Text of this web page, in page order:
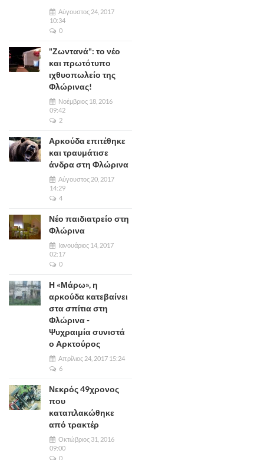
Αύγουστος 24, 2017
10:34
0
"Ζωντανά": το νέο
και πρωτότυπο
ιχθυοπωλείο της
Φλώρινας!
Νοέμβριος 18, 2016
09:42
2
Αρκούδα επιτέθηκε
και τραυμάτισε
άνδρα στη Φλώρινα
Αύγουστος 20, 2017
14:29
4
Νέο παιδιατρείο στη
Φλώρινα
Ιανουάριος 14, 2017
02:17
0
Η «Μάρω», η
αρκούδα κατεβαίνει
στα σπίτια στη
Φλώρινα -
Ψυχραιμία συνιστά
ο Αρκτούρος
Απρίλιος 24, 2017 15:24
6
Νεκρός 49χρονος
που
καταπλακώθηκε
από τρακτέρ
Οκτώβριος 31, 2016
09:00
0